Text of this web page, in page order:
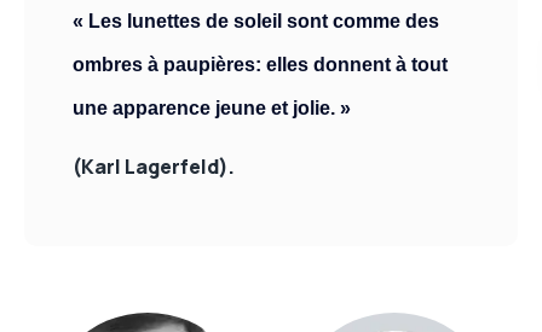
« Les lunettes de soleil sont comme des
ombres à paupières: elles donnent à tout
une apparence jeune et jolie. »
(Karl Lagerfeld).